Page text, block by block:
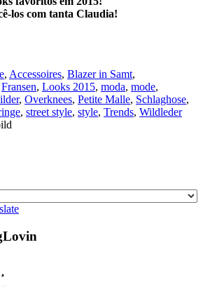
los com tanta Claudia!
, Accessoires, Blazer in Samt,
Fransen, Looks 2015, moda, mode,
, Overknees, Petite Malle, Schlaghose,
, street style, style, Trends, Wildleder